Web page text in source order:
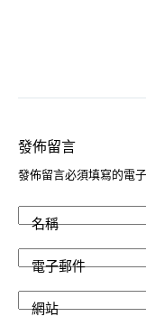
發佈留言
發佈留言必須填寫的電
名稱
電子郵件
網站